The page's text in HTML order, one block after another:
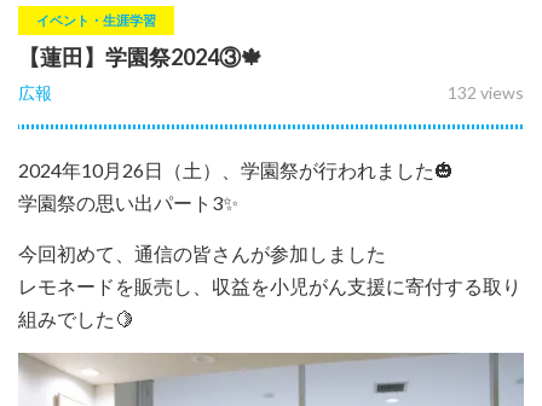
イベント・生涯学習
【蓮田】学園祭2024③🍁
132 views
広報
2024年10月26日（土）、学園祭が行われました🎃
学園祭の思い出パート3✨
今回初めて、通信の皆さんが参加しました
レモネードを販売し、収益を小児がん支援に寄付する取り
組みでした🍋